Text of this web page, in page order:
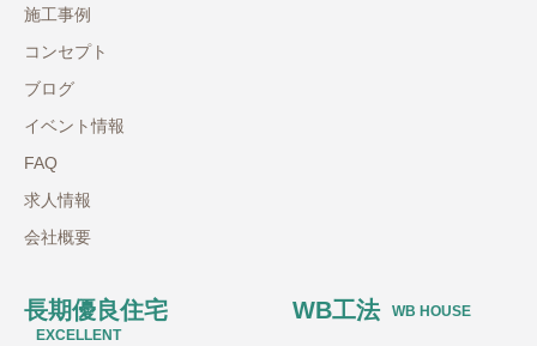
施工事例
コンセプト
ブログ
イベント情報
FAQ
求人情報
会社概要
長期優良住宅
EXCELLENT
WB工法 WB HOUSE